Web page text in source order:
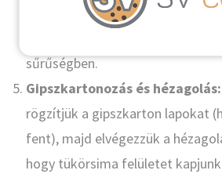
készítünk, amelyeken át a
sűrűségben.
Gipszkartonozás és hézagolás:
rögzítjük a gipszkarton lapokat
fent), majd elvégezzük a
hogy tükörsima felületet